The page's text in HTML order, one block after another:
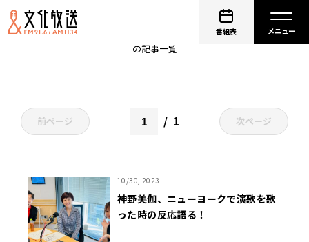
番組表
の記事一覧
前ページ 1 次ページ
10/30, 2023
神野美伽、ニューヨークで演歌を歌
った時の反応語る！